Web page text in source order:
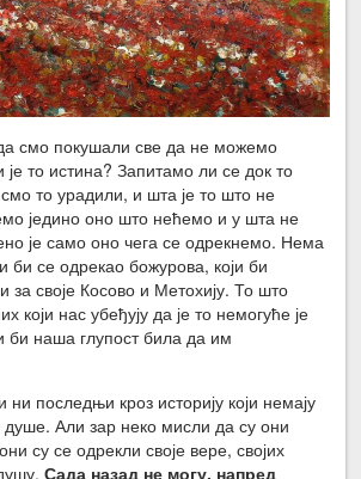
смо покушали све да не можемо
то истина? Запитамо ли се док то
то урадили, и шта је то што не
једино оно што нећемо и у шта не
је само оно чега се одрекнемо. Нема
би се одрекао божурова, који би
за своје Косово и Метохију. То што
који нас убеђују да је то немогуће је
би наша глупост била да им
ни последњи кроз историју који немају
душе. Али зар неко мисли да су они
су се одрекли своје вере, својих
Сада назад не могу, напред